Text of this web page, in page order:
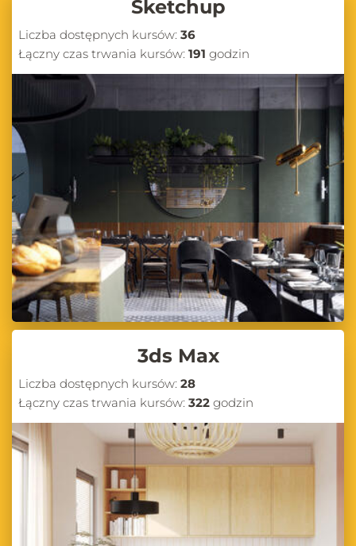
Sketchup
Liczba dostępnych kursów: 36
Łączny czas trwania kursów: 191 godzin
3ds Max
Liczba dostępnych kursów: 28
Łączny czas trwania kursów: 322 godzin